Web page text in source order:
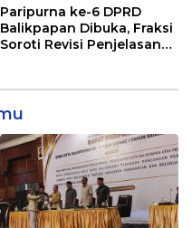
Balikpapan 2026
Paripurna ke-6 DPRD
Balikpapan Dibuka, Fraksi
Soroti Revisi Penjelasan